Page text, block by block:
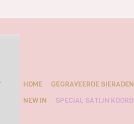
HOME GEGRAVEERDE SIERADEN
NEW IN
SPECIAL SATIJN KOORD